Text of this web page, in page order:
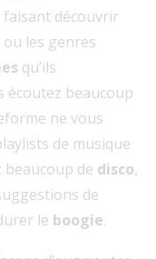
faisant découvrir
ou les genres
qu’ils
écoutez beaucoup
ne vous
de musique
beaucoup de disco,
de
le boogie.